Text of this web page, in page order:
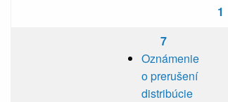
1
7
Oznámenie
o prerušení
distribúcie